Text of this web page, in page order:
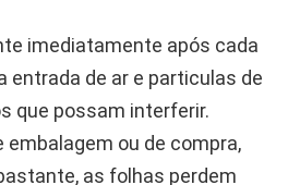
imediatamente após cada
entrada de ar e particulas de
que possam interferir.
embalagem ou de compra,
as folhas perdem